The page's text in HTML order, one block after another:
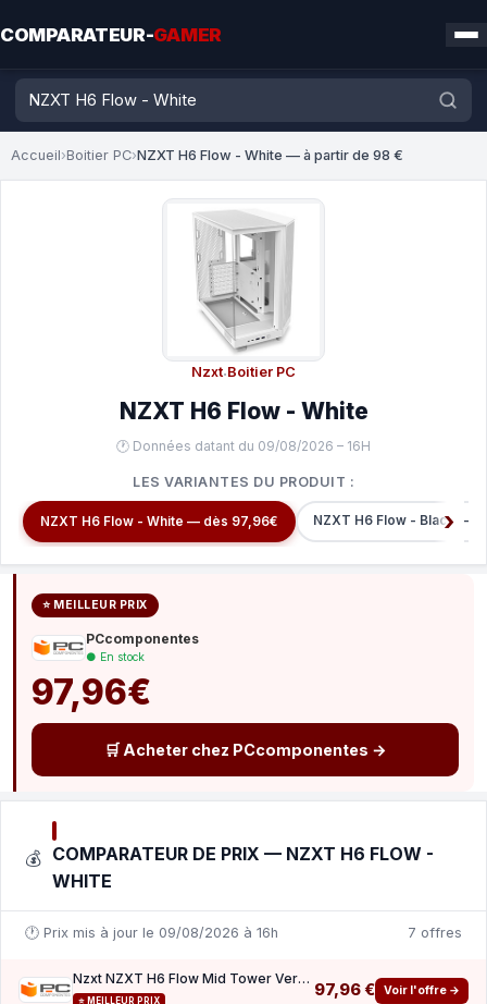
COMPARATEUR-GAMER
Accueil›Boitier PC›NZXT H6 Flow - White — à partir de 98 €
Nzxt·Boitier PC
NZXT H6 Flow - White
🕐 Données datant du 09/08/2026 – 16H
LES VARIANTES DU PRODUIT :
NZXT H6 Flow - White — dès 97,96€ NZXT H6 Flow - Black —
⭐ MEILLEUR PRIX
PCcomponentes
● En stock
97,96€
🛒 Acheter chez PCcomponentes →
💰 COMPARATEUR DE PRIX — NZXT H6 FLOW -
WHITE
🕐 Prix mis à jour le 09/08/2026 à 16h 7 offres
Nzxt NZXT H6 Flow Mid Tower Verre Trempé USB-C White
⭐ MEILLEUR PRIX
97,96 € Voir l'offre →